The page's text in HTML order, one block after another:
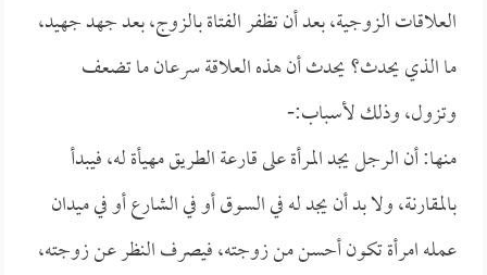
العلاقات الزوجية، بعد أن تظفر الفتاة بالزوج، بعد جهد جهيد،
ما الذي يحدث؟ يحدث أن هذه العلاقة سرعان ما تضعف
وتزول، وذلك لأسباب:-
منها: أن الرجل يجد المرأة على قارعة الطريق مهيأة له، فيبدأ
بالمقارنة، ولا بد أن يجد له في السوق أو في الشارع أو في ميدان
عمله امرأة تكون أحسن من زوجته، فيصرف النظر عن زوجته،